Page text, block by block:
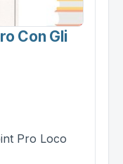
Con Gli
Pro Loco